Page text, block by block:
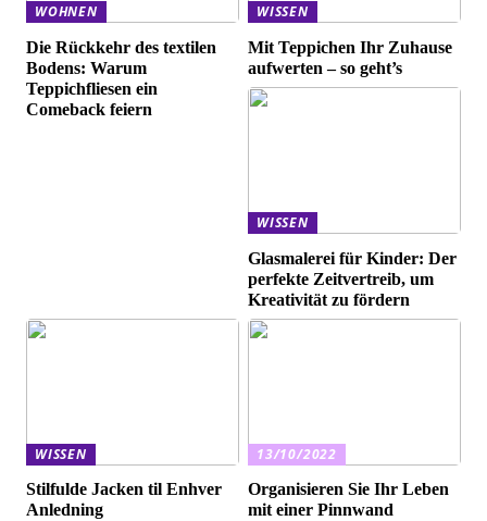
WOHNEN
Die Rückkehr des textilen
Bodens: Warum
Teppichfliesen ein
Comeback feiern
WISSEN
Mit Teppichen Ihr Zuhause
aufwerten – so geht’s
WISSEN
Glasmalerei für Kinder: Der
perfekte Zeitvertreib, um
Kreativität zu fördern
WISSEN
Stilfulde Jacken til Enhver
Anledning
13/10/2022
Organisieren Sie Ihr Leben
mit einer Pinnwand